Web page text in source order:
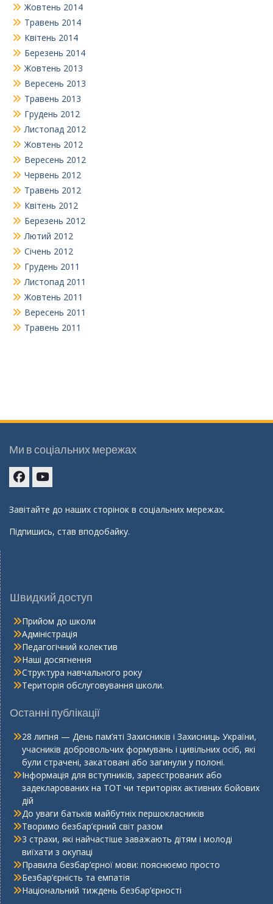
Жовтень 2014
Травень 2014
Квітень 2014
Березень 2014
Жовтень 2013
Вересень 2013
Травень 2013
Грудень 2012
Листопад 2012
Жовтень 2012
Вересень 2012
Червень 2012
Травень 2012
Квітень 2012
Березень 2012
Лютий 2012
Січень 2012
Грудень 2011
Листопад 2011
Жовтень 2011
Вересень 2011
Травень 2011
Ми в соціальних мережах
Завітайте до наших сторінок в соціальних мережах.
Підпишись, став вподобайку.
Швидкий доступ
Прийом до школи
Адміністрація
Педагогічний колектив
Наші досягнення
Структура навчального року
Територія обслуговування школи.
Останні публікації
28 липня — День пам’яті Захисників і Захисниць України,
учасників добровольчих формувань і цивільних осіб, які
були страчені, закатовані або загинули у полоні.
Інформація для вступників, зареєстрованих або
задекларованих на ТОТ чи територіях активних бойових
дій
До уваги батьків майбутніх першокласників
Творимо безбар’єрний світ разом
3 страхи, які найчастіше заважають дітям і молоді
виїхати з окупаці
Правила безбар’єрної мови: пояснюємо просто
Безбар’єрність та емпатія
Національний тиждень безбар’єрності